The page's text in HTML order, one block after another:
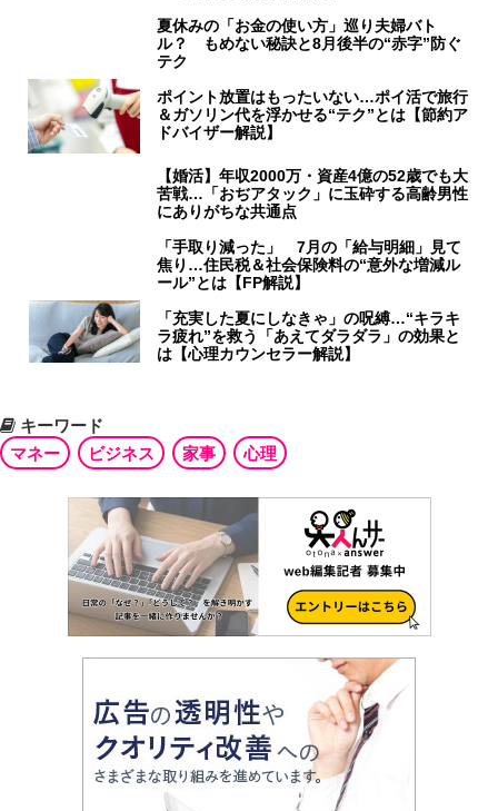
夏休みの「お金の使い方」巡り夫婦バト
ル？ もめない秘訣と8月後半の“赤字”防ぐ
テク
ポイント放置はもったいない…ポイ活で旅行
＆ガソリン代を浮かせる“テク”とは【節約ア
ドバイザー解説】
【婚活】年収2000万・資産4億の52歳でも大
苦戦…「おぢアタック」に玉砕する高齢男性
にありがちな共通点
「手取り減った」 7月の「給与明細」見て
焦り…住民税＆社会保険料の“意外な増減ル
ール”とは【FP解説】
「充実した夏にしなきゃ」の呪縛…“キラキ
ラ疲れ”を救う「あえてダラダラ」の効果と
は【心理カウンセラー解説】
キーワード
マネー
ビジネス 家事 心理